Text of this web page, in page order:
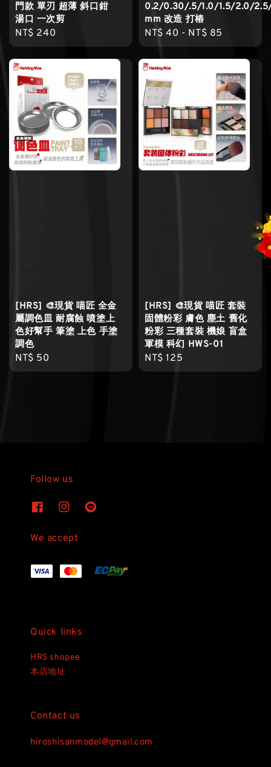
門款 單刃 超薄 斜口鉗
湯口 一次剪
Regular
price
NT$ 240
0.2/0.30/.5/1.0/1.5/2.0/
mm 改造 打樁
Regular
price
NT$ 40 - NT$ 85
[HRS] 🎨現貨 喵匠 全金
屬調色皿 耐腐蝕 噴塗上
色好幫手 筆塗 上色 手塗
調色
Regular
price
NT$ 50
[HRS] 🎨現貨 喵匠 套裝
固體粉彩 膚色 塵土 舊化
粉彩 三種套裝 機娘 盲盒
軍模 科幻 HWS-01
Regular
price
NT$ 125
Follow us
We accept
Quick links
HRS shopee
本店地址
Contact us
hiroshisanmodel@gmail.com